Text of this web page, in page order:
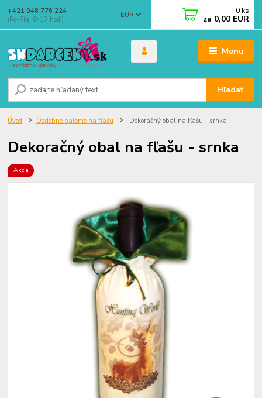
Menu
EUR
Hľadať
+421 948 776 224
(Po-Pia, 8-17 hod.)
0 ks
za 0,00 EUR
Úvod Ozdobné balenie na fľašu Dekoračný obal na fľašu - srnka
Dekoračný obal na fľašu - srnka
Akcia